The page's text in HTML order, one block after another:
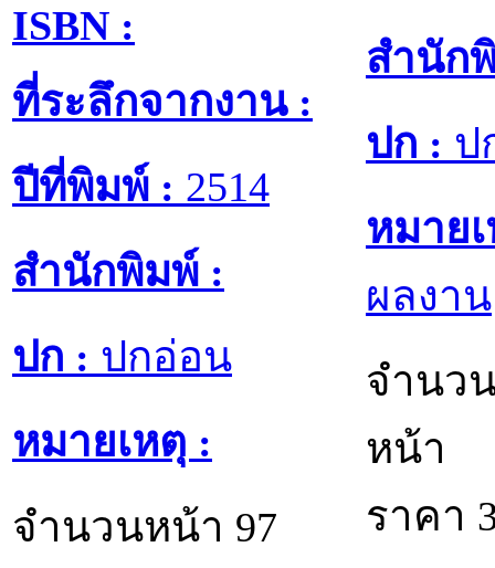
ISBN :
ที่ระลึกจากงาน :
ปีที่พิมพ์ : 2514
สำนักพิมพ์ :
ปก : ปกอ่อน
หมายเหตุ :
จำนวนหน้า 97
สำนัก
ปก : ป
หมาย
ผลงาน
จำนว
หน้า
ราคา